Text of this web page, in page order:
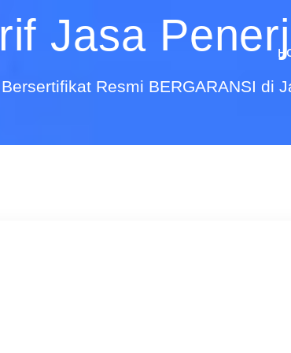
Jasa
Resmi BERGARANSI di